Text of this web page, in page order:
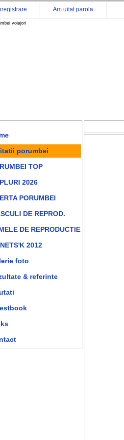
Am uitat parola
porumbei
TOP
2026
PORUMBEI
DE REPROD.
DE REPRODUCTIE
2012
foto
& referinte